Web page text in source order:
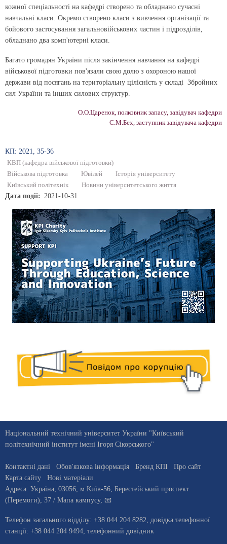
кожної спеціальності на кафедрі створено та обладнано сучасні
навчальні класи. Окремо створено класи з вивчення організації та
бойового застосування загальновійськових частин і підрозділів,
обладнано два комп'ютерні класи.
Багато громадян України після закінчення навчання на кафедрі
військової підготовки пов'язали свою долю з охороною нашої
держави від посягань на територіальну цілісність у складі Збройних
сил України та інших силових структур.
О.О.Царенок, полковник запасу, завідувач кафедри
С.М.Бех, заступник завідувача кафедри
КП: 2021, 35-36
КВП (кафедра військової підготовки)
Військова підготовка
Ювілей
Історія університету
Київський політехнік
Новини університетського життя
Дата події 2021-10-31
Національний технічний університет України "Київський
політехнічний інститут імені Ігоря Сікорського"
Контактні дані Обов'язкова інформація Бренд КПІ
Про сайт
Карта сайту
Нові матеріали
Адреса: Україна 03056 , м. Київ-56, Берестейський проспект
(Перемоги), 37 / Мапа кампусу, 📧
Телефон загального відділу: +38 044 204 8282 , довiдка телефонної
станцiї: +38 044 204 9494 телефонний довідник